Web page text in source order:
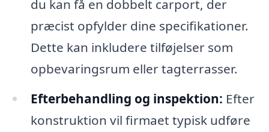
du kan få en dobbelt carport, der
præcist opfylder dine specifikationer.
Dette kan inkludere tilføjelser som
opbevaringsrum eller tagterrasser.
Efterbehandling og inspektion: Efter
konstruktion vil firmaet typisk udføre